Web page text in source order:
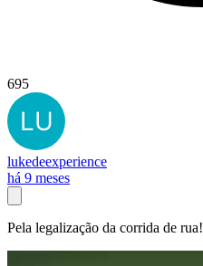
695
lukedeexperience
há 9 meses
Pela legalização da corrida de rua!